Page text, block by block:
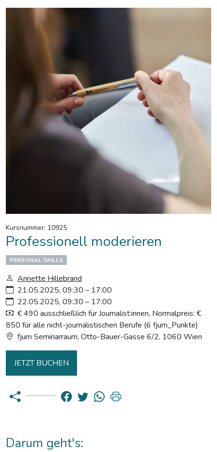
Kursnummer: 10925
Professionell moderieren
PERSONAL SKILLS
Annette Hillebrand
21.05.2025, 09:30 – 17:00
22.05.2025, 09:30 – 17:00
€ 490 ausschließlich für Journalist:innen, Normalpreis: €
850 für alle nicht-journalistischen Berufe (6 fjum_Punkte)
fjum Seminarraum, Otto-Bauer-Gasse 6/2, 1060 Wien
JETZT BUCHEN
Darum geht's: